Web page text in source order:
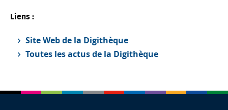
Liens :
Site Web de la Digithèque
Toutes les actus de la Digithèque